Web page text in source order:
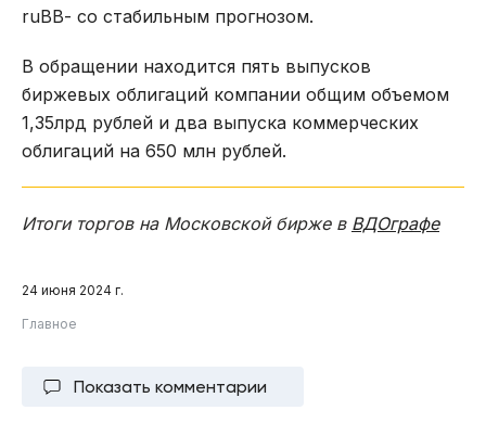
ruBВ- со стабильным прогнозом.
В обращении находится пять выпусков
биржевых облигаций компании общим объемом
1,35лрд рублей и два выпуска коммерческих
облигаций на 650 млн рублей.
Итоги торгов на Московской бирже в ВДОграфе
24 июня 2024 г.
Главное
Показать комментарии